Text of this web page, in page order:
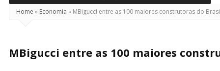
Home » Economia » MBigucci entre as 100 maiores construtoras do
MBigucci entre as 100 maiores